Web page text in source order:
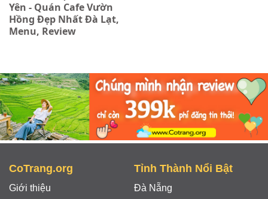
Yên - Quán Cafe Vườn
Hồng Đẹp Nhất Đà Lạt,
Menu, Review
CoTrang.org
Giới thiệu
Tỉnh Thành Nổi Bật
Đà Nẵng